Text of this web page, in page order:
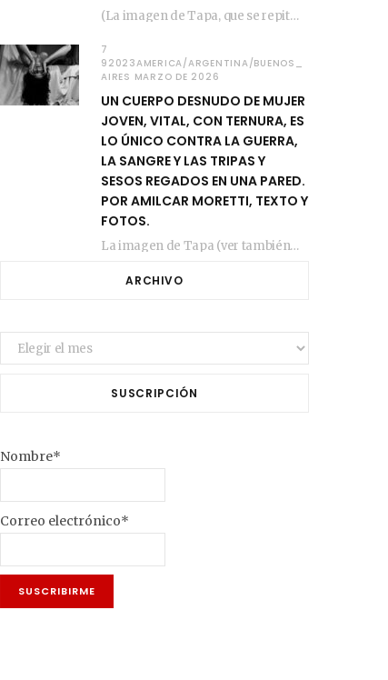
(La imagen de Tapa, que se repite arriba, fue compuesta por Amilcar Moretti el viernes…
7
92023AMERICA/ARGENTINA/BUENOS_
AIRES MARZO DE 2026
UN CUERPO DESNUDO DE MUJER
JOVEN, VITAL, CON TERNURA, ES
LO ÚNICO CONTRA LA GUERRA,
LA SANGRE Y LAS TRIPAS Y
SESOS REGADOS EN UNA PARED.
POR AMILCAR MORETTI, TEXTO Y
FOTOS.
La imagen de Tapa (ver también más arriba) fue compuesta en estos días de febrero…
ARCHIVO
Archivo
SUSCRIPCIÓN
Nombre*
Correo electrónico*